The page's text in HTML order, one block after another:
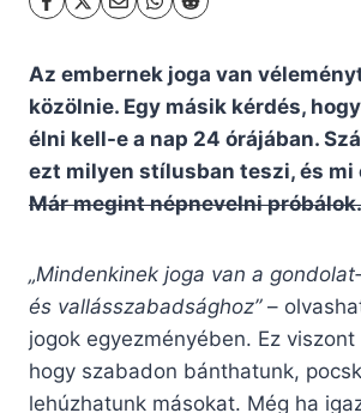
Az embernek joga van
közölnie. Egy másik kérdés,
élni kell-e a nap 24 órájában.
ezt milyen stílusban teszi, és mi
Már megint népnevelni próbálok.
„Mindenkinek joga van a
és vallásszabadsághoz” –
jogok egyezményében. Ez
hogy szabadon bánthatunk,
lehúzhatunk másokat. Még ha